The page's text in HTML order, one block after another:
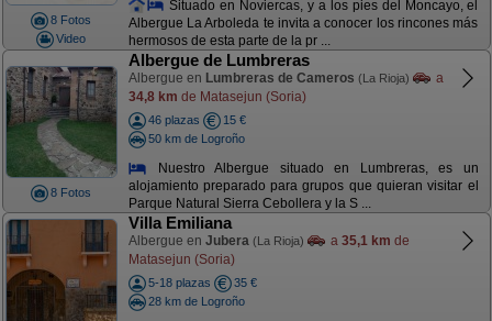
8 Fotos
Video
Situado en Noviercas, y a los pies del Moncayo, el
Albergue La Arboleda te invita a conocer los rincones más
hermosos de esta parte de la pr ...
8 Fotos
Albergue de Lumbreras
Albergue en Lumbreras de Cameros (La Rioja)
a
34,8 km de Matasejun (Soria)
46 plazas
15 €
50 km de Logroño
Nuestro Albergue situado en Lumbreras, es un
alojamiento preparado para grupos que quieran visitar el
Parque Natural Sierra Cebollera y la S ...
Villa Emiliana
Albergue en Jubera (La Rioja) a 35,1 km de
Matasejun (Soria)
5-18 plazas
35 €
28 km de Logroño